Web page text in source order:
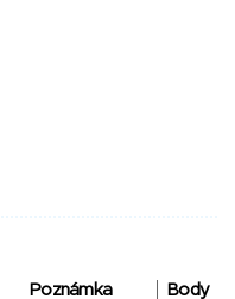
Poznámka
Body